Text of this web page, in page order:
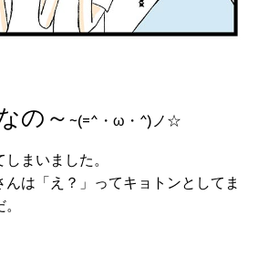
の～ ~(=^・ω・^)ノ☆
まいました。
は「え？」ってキョトンとしてま